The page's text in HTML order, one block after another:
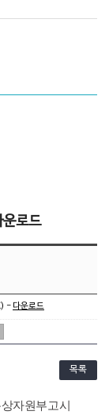
로드
- 다운로드
목록
자원부고시